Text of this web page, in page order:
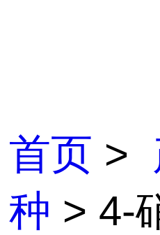
首页 >
种 > 4-